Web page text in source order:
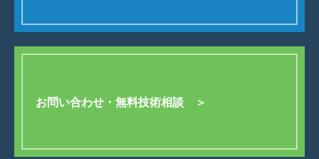
お問い合わせ・無料技術相談 ＞